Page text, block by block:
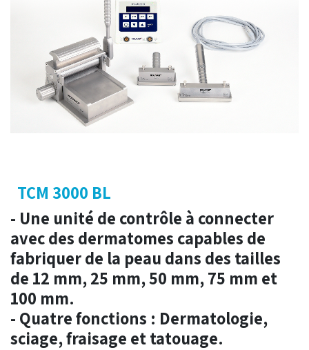
TCM 3000 BL
- Une unité de contrôle à connecter
avec des dermatomes capables de
fabriquer de la peau dans des tailles
de 12 mm, 25 mm, 50 mm, 75 mm et
100 mm.
- Quatre fonctions : Dermatologie,
sciage, fraisage et tatouage.